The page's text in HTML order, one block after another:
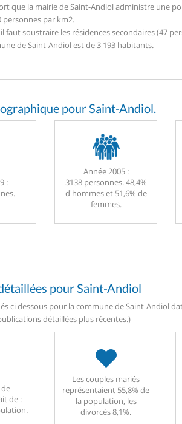
que la mairie de Saint-Andiol administre une
personnes par km2.
il faut soustraire les résidences secondaires (47
de Saint-Andiol est de 3 193 habitants.
pour Saint-Andiol.
:
Année 2005 :
3138 personnes. 48,4%
d'hommes et 51,6% de
femmes.
pour Saint-Andiol
ci dessous pour la commune de Saint-Andiol
détaillées plus récentes.)
de :
Les couples mariés
représentaient 55,8% de
la population, les
divorcés 8,1%.